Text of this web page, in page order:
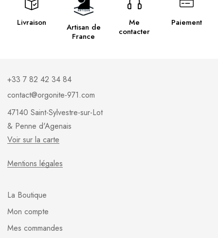
Livraison
Artisan de
France
Me
contacter
Paiement
+33 7 82 42 34 84
contact@orgonite-971.com
47140 Saint-Sylvestre-sur-Lot
& Penne d'Agenais
Voir sur la carte
Mentions légales
La Boutique
Mon compte
Mes commandes